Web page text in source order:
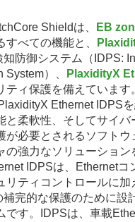
Shieldは、
EB
すべての機能と、
知防御システム（IDPS:
）、
PlaxidityX
ティ保護を備えています
Ethernet IDPS
と柔軟性、そしてサイ
が必要とされるソフトウ
の強力なソリューション
IDPSは、Ethernetコ
リティコントロールに加
補完的な保護のために設
です。IDPSは、車載